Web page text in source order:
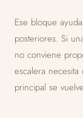
Ese bloque
posteriores. Si
no conviene
escalera
principal se